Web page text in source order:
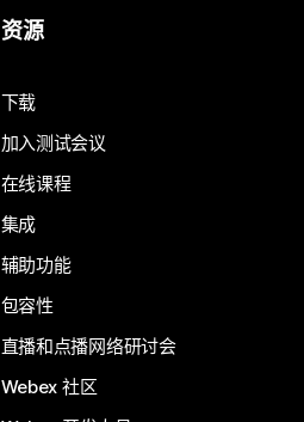
资源
下载
加入测试会议
在线课程
集成
辅助功能
包容性
直播和点播网络研讨会
Webex 社区